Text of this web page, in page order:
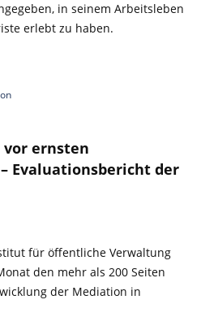
in seinem Arbeitsleben
erlebt zu haben.
ernsten
Evaluationsbericht der
für öffentliche Verwaltung
den mehr als 200 Seiten
der Mediation in